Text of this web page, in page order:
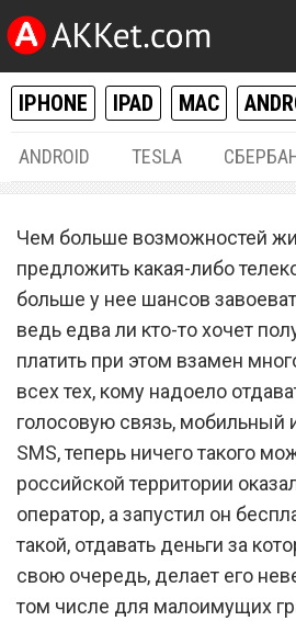
IPHONE IPAD MAC
ANDROID TESLA
Новый
запустил
план с 4000
и 50 ГБ
Чем больше возможностей
предложить какая-либо
больше у нее шансов
ведь едва ли кто-то хочет
платить при этом взамен
всех тех, кому надоело
голосовую связь, мобильный
SMS, теперь ничего такого
российской территории
оператор, а запустил он
такой, отдавать деньги за
свою очередь, делает его
том числе для малоимущих